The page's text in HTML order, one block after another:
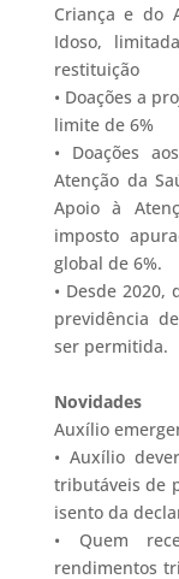
Criança e do
Idoso,
restituição
• Doações a
limite de 6%
• Doações
Atenção da
Apoio à
imposto
global de 6%.
• Desde 2020,
previdência
ser permitida.
Novidades
Auxílio
• Auxílio
tributáveis de
isento da
• Quem
rendimentos